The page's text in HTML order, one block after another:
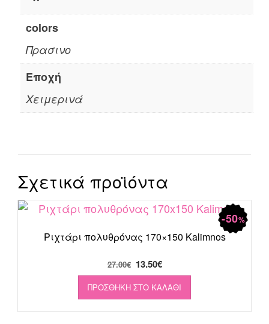
colors
Πρασινο
Εποχή
Χειμερινά
Σχετικά προϊόντα
50%
Ριχτάρι πολυθρόνας 170×150 Kalimnos
27.00€ Original
price
was:
27.00€.
13.50€Η
τρέχουσα
τιμή
είναι:
13.50€.
ΠΡΟΣΘΉΚΗ ΣΤΟ ΚΑΛΆΘΙ